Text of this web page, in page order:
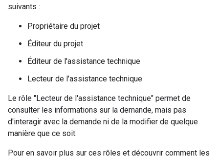
suivants :
Propriétaire du projet
Éditeur du projet
Éditeur de l'assistance technique
Lecteur de l'assistance technique
Le rôle "Lecteur de l'assistance technique" permet de
consulter les informations sur la demande, mais pas
d'interagir avec la demande ni de la modifier de quelque
manière que ce soit.
Pour en savoir plus sur ces rôles et découvrir comment les